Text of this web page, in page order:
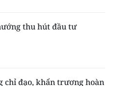
thu hút đầu tư
chỉ đạo, khẩn trương hoàn